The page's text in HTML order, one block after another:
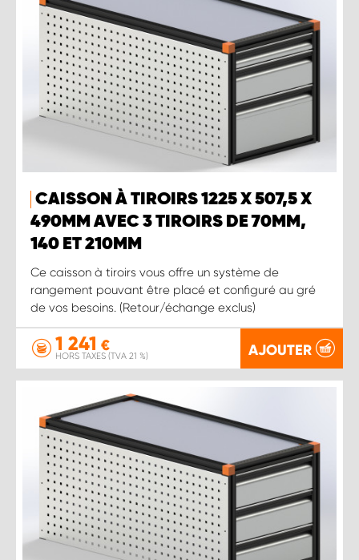
CAISSON À TIROIRS 1225 X 507,5 X
490MM AVEC 3 TIROIRS DE 70MM,
140 ET 210MM
Ce caisson à tiroirs vous offre un système de
rangement pouvant être placé et configuré au gré
de vos besoins. (Retour/échange exclus)
1 241 €
HORS TAXES (TVA 21 %) AJOUTER